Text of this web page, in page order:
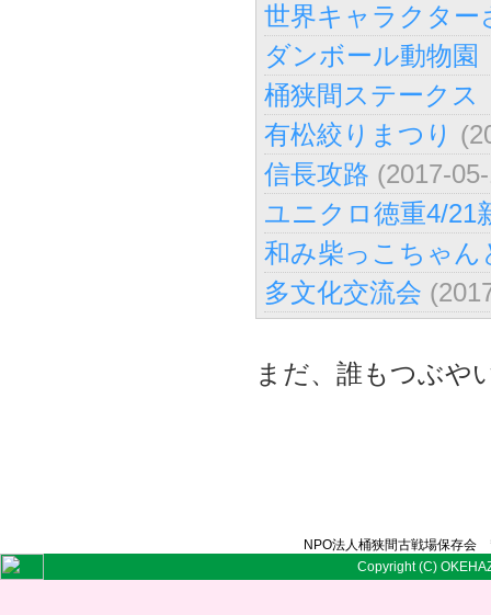
世界キャラクター
ダンボール動物園
桶狭間ステークス
有松絞りまつり
信長攻路 (2017-
ユニクロ徳重4/21
和み柴っこちゃん
多文化交流会
まだ、誰もつぶ
NPO法人桶狭間古戦場保存
Copyright (C)